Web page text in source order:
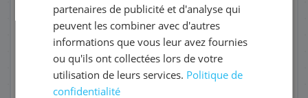
QUANTITÉ PAR LIVRAISON
DATE DE PREMIÈRE LIVRAISON SOUHAITÉE
partenaires de publicité et d'analyse qui
peuvent les combiner avec d'autres
informations que vous leur avez fournies
ou qu'ils ont collectées lors de votre
utilisation de leurs services. Politique de
confidentialité